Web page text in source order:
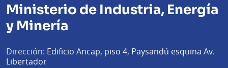
Ministerio de Industria, Energía
y Minería
Dirección: Edificio Ancap, piso 4, Paysandú esquina Av.
Libertador